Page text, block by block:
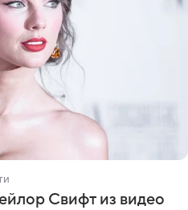
Свифт из видео